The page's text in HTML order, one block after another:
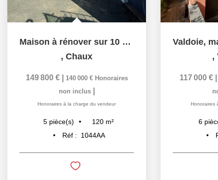
Maison à rénover sur 10 ares de terrain clos et arboré
, Chaux
149 800 € 140 000 € Honoraires
non inclus
Honoraires à la charge du vendeur
5 pièce(s) 120 m²
Réf :
1044AA
,
117 000 €
Honoraires
6